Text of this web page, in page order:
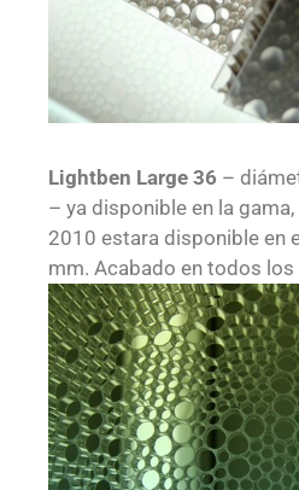
Lightben Large 36 –
– ya disponible en la
2010 estara disponible en
mm. Acabado en todos